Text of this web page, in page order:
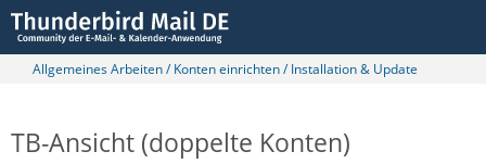
Allgemeines Arbeiten / Konten einrichten / Installation & Update
TB-Ansicht (doppelte Konten)